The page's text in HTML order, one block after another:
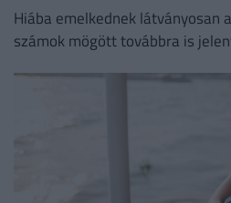
Hiába emelkednek látványosan
számok mögött továbbra is